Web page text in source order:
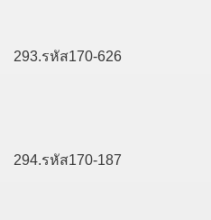
293.รหัส170-626
294.รหัส170-187